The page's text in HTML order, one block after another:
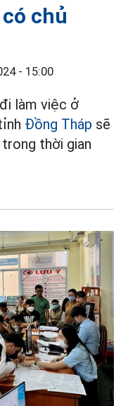
chủ
- 15:00
đi làm việc ở
Đồng Tháp sẽ
thời gian